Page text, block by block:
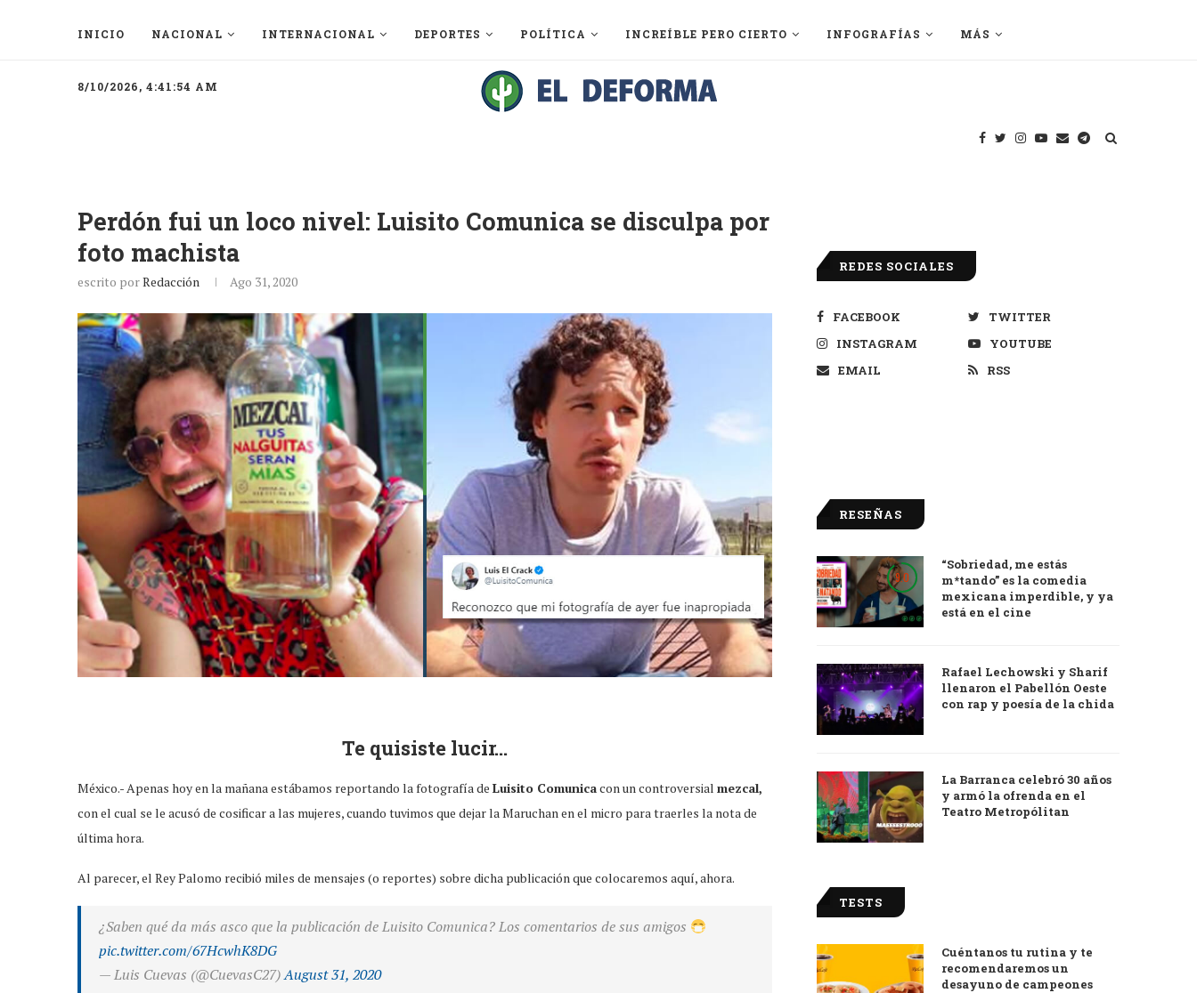
INICIO NACIONAL INTERNACIONAL DEPORTES POLÍTICA INCREÍBLE PERO CIERTO INFOGRAFÍAS MÁS
8/10/2026, 4:41:54 AM
Perdón fui un loco nivel: Luisito Comunica se disculpa por
foto machista
escrito porRedacción Ago 31, 2020
Te quisiste lucir…
México.- Apenas hoy en la mañana estábamos reportando la fotografía de Luisito Comunicacon un controversial mezcal,
con el cual se le acusó de cosificar a las mujeres, cuando tuvimos que dejar la Maruchan en el micro para traerles la nota de
última hora.
Al parecer, el Rey Palomo recibió miles de mensajes (o reportes) sobre dicha publicación que colocaremos aquí, ahora.
¿Saben qué da más asco que la publicación de Luisito Comunica? Los comentarios de sus amigos
pic.twitter.com/67HcwhK8DG
— Luis Cuevas (@CuevasC27)August 31, 2020
REDES SOCIALES
FACEBOOK
TWITTER
INSTAGRAM
YOUTUBE
EMAIL
RSS
RESEÑAS
9.0
“Sobriedad, me estás
m*tando” es la comedia
mexicana imperdible, y ya
está en el cine
Rafael Lechowski y Sharif
llenaron el Pabellón Oeste
con rap y poesía de la chida
La Barranca celebró 30 años
y armó la ofrenda en el
Teatro Metropólitan
TESTS
Cuéntanos tu rutina y te
recomendaremos un
desayuno de campeones